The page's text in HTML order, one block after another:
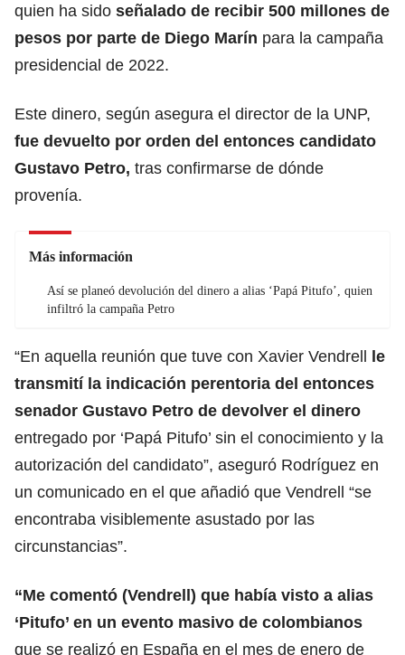
quien ha sido señalado de recibir 500 millones de
pesos por parte de Diego Marín para la campaña
presidencial de 2022.
Este dinero, según asegura el director de la UNP,
fue devuelto por orden del entonces candidato
Gustavo Petro, tras confirmarse de dónde
provenía.
Más información
Así se planeó devolución del dinero a alias ‘Papá Pitufo’, quien
infiltró la campaña Petro
“En aquella reunión que tuve con Xavier Vendrell le
transmití la indicación perentoria del entonces
senador Gustavo Petro de devolver el dinero
entregado por ‘Papá Pitufo’ sin el conocimiento y la
autorización del candidato”, aseguró Rodríguez en
un comunicado en el que añadió que Vendrell “se
encontraba visiblemente asustado por las
circunstancias”.
“Me comentó (Vendrell) que había visto a alias
‘Pitufo’ en un evento masivo de colombianos
que se realizó en España en el mes de enero de